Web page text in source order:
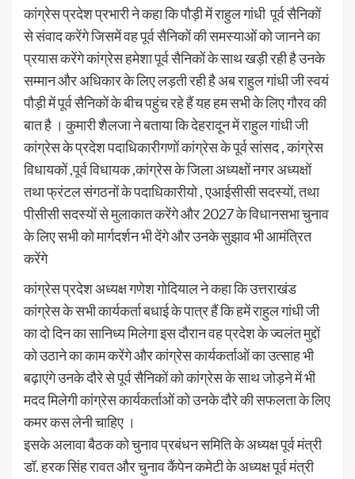
कांग्रेस प्रदेश प्रभारी ने कहा कि पौड़ी में राहुल गांधी पूर्व सैनिकों
से संवाद करेंगे जिसमें वह पूर्व सैनिकों की समस्याओं को जानने का
प्रयास करेंगे कांग्रेस हमेशा पूर्व सैनिकों के साथ खड़ी रही है उनके
सम्मान और अधिकार के लिए लड़ती रही है अब राहुल गांधी जी स्वयं
पौड़ी में पूर्व सैनिकों के बीच पहुंच रहे हैं यह हम सभी के लिए गौरव की
बात है । कुमारी शैलजा ने बताया कि देहरादून में राहुल गांधी जी
कांग्रेस के प्रदेश पदाधिकारीगणों कांग्रेस के पूर्व सांसद , कांग्रेस
विधायकों ,पूर्व विधायक ,कांग्रेस के जिला अध्यक्षों नगर अध्यक्षों
तथा फ्रंटल संगठनों के पदाधिकारीयो , एआईसीसी सदस्यों, तथा
पीसीसी सदस्यों से मुलाकात करेंगे और 2027 के विधानसभा चुनाव
के लिए सभी को मार्गदर्शन भी देंगे और उनके सुझाव भी आमंत्रित
करेंगे
कांग्रेस प्रदेश अध्यक्ष गणेश गोदियाल ने कहा कि उत्तराखंड
कांग्रेस के सभी कार्यकर्ता बधाई के पात्र हैं कि हमें राहुल गांधी जी
का दो दिन का सानिध्य मिलेगा इस दौरान वह प्रदेश के ज्वलंत मुद्दों
को उठाने का काम करेंगे और कांग्रेस कार्यकर्ताओं का उत्साह भी
बढ़ाएंगे उनके दौरे से पूर्व सैनिकों को कांग्रेस के साथ जोड़ने में भी
मदद मिलेगी कांग्रेस कार्यकर्ताओं को उनके दौरे की सफलता के लिए
कमर कस लेनी चाहिए ।
इसके अलावा बैठक को चुनाव प्रबंधन समिति के अध्यक्ष पूर्व मंत्री
डॉ. हरक सिंह रावत और चुनाव कैंपेन कमेटी के अध्यक्ष पूर्व मंत्री